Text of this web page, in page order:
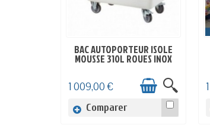
EN STOCK
BAC AUTOPORTEUR ISOLE
MOUSSE 310L ROUES INOX
1 009,00 €
Comparer